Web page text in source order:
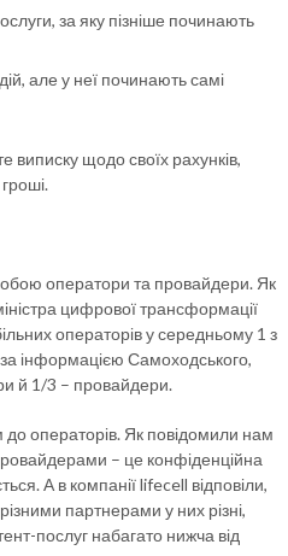
за яку пізніше починають
але у неї починають самі
виписку щодо своїх рахунків,
оператори та провайдери. Як
цифрової трансформації
операторів у середньому 1 з
інформацією Самоходського,
й 1/3 – провайдери.
операторів. Як повідомили нам
– це конфіденційна
А в компанії lifecell відповіли,
партнерами у них різні,
послуг набагато нижча від